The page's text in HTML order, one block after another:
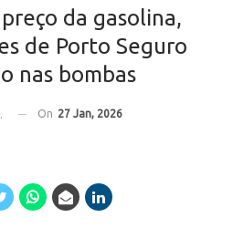
da gasolina,
de Porto Seguro
nas bombas
On 27 Jan, 2026